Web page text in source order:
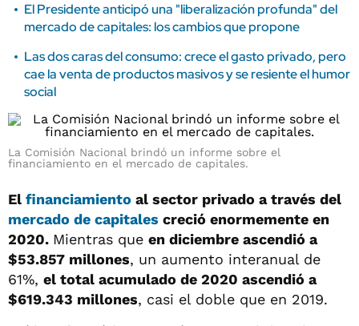
El Presidente anticipó una "liberalización profunda" del
mercado de capitales: los cambios que propone
Las dos caras del consumo: crece el gasto privado, pero
cae la venta de productos masivos y se resiente el humor
social
La Comisión Nacional brindó un informe sobre el
financiamiento en el mercado de capitales.
El financiamiento al sector privado a través del
mercado de capitales creció enormemente en
2020. Mientras que en diciembre ascendió a
$53.857 millones, un aumento interanual de
61%, el total acumulado de 2020 ascendió a
$619.343 millones, casi el doble que en 2019.